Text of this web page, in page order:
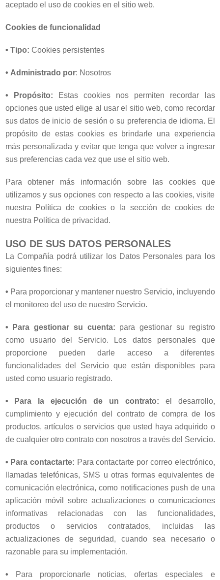
aceptado el uso de cookies en el sitio web.
Cookies de funcionalidad
• Tipo: Cookies persistentes
• Administrado por: Nosotros
• Propósito: Estas cookies nos permiten recordar las
opciones que usted elige al usar el sitio web, como recordar
sus datos de inicio de sesión o su preferencia de idioma. El
propósito de estas cookies es brindarle una experiencia
más personalizada y evitar que tenga que volver a ingresar
sus preferencias cada vez que use el sitio web.
Para obtener más información sobre las cookies que
utilizamos y sus opciones con respecto a las cookies, visite
nuestra Política de cookies o la sección de cookies de
nuestra Política de privacidad.
USO DE SUS DATOS PERSONALES
La Compañía podrá utilizar los Datos Personales para los
siguientes fines:
• Para proporcionar y mantener nuestro Servicio, incluyendo
el monitoreo del uso de nuestro Servicio.
• Para gestionar su cuenta: para gestionar su registro
como usuario del Servicio. Los datos personales que
proporcione pueden darle acceso a diferentes
funcionalidades del Servicio que están disponibles para
usted como usuario registrado.
• Para la ejecución de un contrato: el desarrollo,
cumplimiento y ejecución del contrato de compra de los
productos, artículos o servicios que usted haya adquirido o
de cualquier otro contrato con nosotros a través del Servicio.
• Para contactarte: Para contactarte por correo electrónico,
llamadas telefónicas, SMS u otras formas equivalentes de
comunicación electrónica, como notificaciones push de una
aplicación móvil sobre actualizaciones o comunicaciones
informativas relacionadas con las funcionalidades,
productos o servicios contratados, incluidas las
actualizaciones de seguridad, cuando sea necesario o
razonable para su implementación.
• Para proporcionarle noticias, ofertas especiales e